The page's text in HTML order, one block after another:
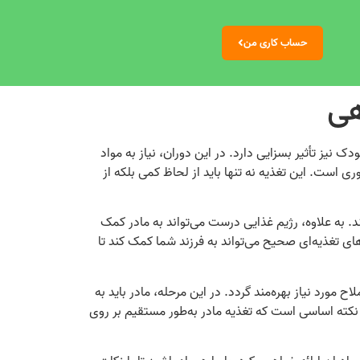
حساب کاری من
تأثیر بسزایی دارد. در این دوران، نیاز به مواد
است. این تغذیه نه تنها باید از لحاظ کمی بلکه از
به علاوه، رژیم غذایی درست می‌تواند به مادر کمک
تغذیه‌ای صحیح می‌تواند به فرزند شما کمک کند تا
مورد نیاز بهره‌مند گردد. در این مرحله، مادر باید به
نکته اساسی است که تغذیه مادر به‌طور مستقیم بر روی